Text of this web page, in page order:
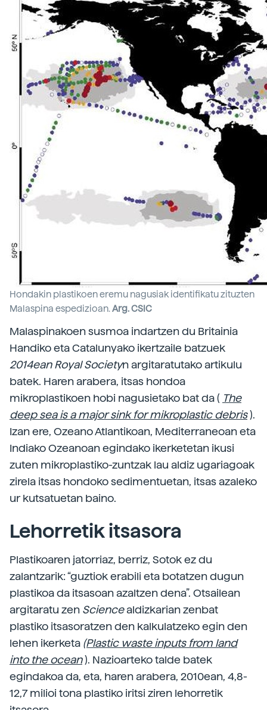
Hondakin plastikoen eremu nagusiak identifikatu zituzten
Malaspina espedizioan.Arg. CSIC
Malaspinakoen susmoa indartzen du Britainia
Handiko eta Catalunyako ikertzaile batzuek
2014ean Royal Societyn argitaratutako artikulu
batek. Haren arabera, itsas hondoa
mikroplastikoen hobi nagusietako bat da ( The
deep sea is a major sink for mikroplastic debris).
Izan ere, Ozeano Atlantikoan, Mediterraneoan eta
Indiako Ozeanoan egindako ikerketetan ikusi
zuten mikroplastiko-zuntzak lau aldiz ugariagoak
zirela itsas hondoko sedimentuetan, itsas azaleko
ur kutsatuetan baino.
Lehorretik itsasora
Plastikoaren jatorriaz, berriz, Sotok ez du
zalantzarik: “guztiok erabili eta botatzen dugun
plastikoa da itsasoan azaltzen dena”. Otsailean
argitaratu zen Sciencealdizkarian zenbat
plastiko itsasoratzen den kalkulatzeko egin den
lehen ikerketa (Plastic waste inputs from land
into the ocean). Nazioarteko talde batek
egindakoa da, eta, haren arabera, 2010ean, 4,8-
12,7 milioi tona plastiko iritsi ziren lehorretik